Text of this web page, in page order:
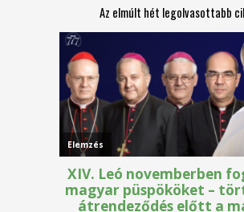
Az elmúlt hét legolvasottabb